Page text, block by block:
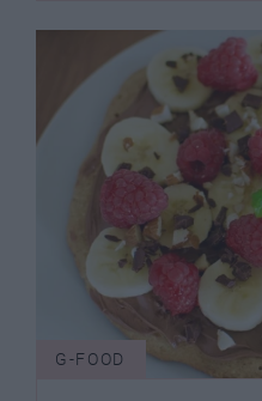
G-FOOD